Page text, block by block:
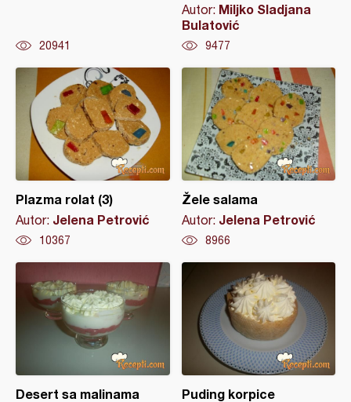
20941
Autor: Miljko Sladjana
Bulatović
9477
Plazma rolat (3)
Autor: Jelena Petrović
10367
Žele salama
Autor: Jelena Petrović
8966
Desert sa malinama Puding korpice